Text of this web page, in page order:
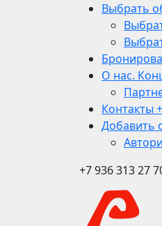
Выбрать
О нас.
Контакты
Добавить
+7 936 313 27